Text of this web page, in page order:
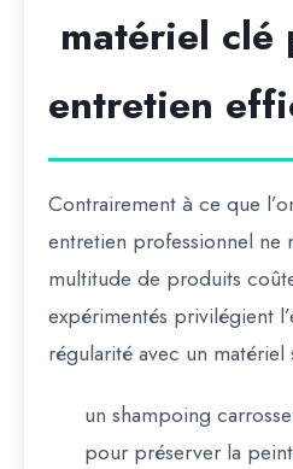
matériel clé
entretien
Contrairement à ce que
entretien professionnel ne
multitude de produits
expérimentés privilégient
régularité avec un
un shampoing
pour préserver la